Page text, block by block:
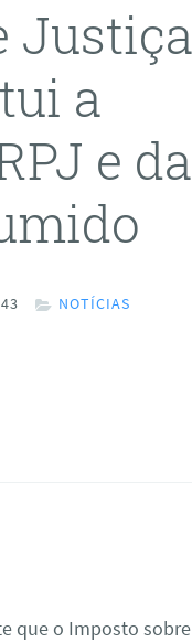
Justiça
a
e da
NOTÍCIAS
que o Imposto sobre